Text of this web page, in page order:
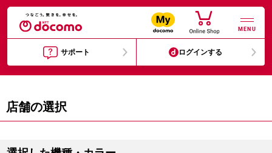
MENU
サポート ログインする
店舗の選択